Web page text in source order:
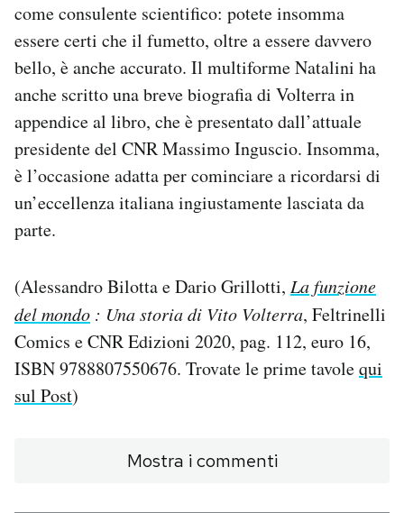
come consulente scientifico: potete insomma
essere certi che il fumetto, oltre a essere davvero
bello, è anche accurato. Il multiforme Natalini ha
anche scritto una breve biografia di Volterra in
appendice al libro, che è presentato dall’attuale
presidente del CNR Massimo Inguscio. Insomma,
è l’occasione adatta per cominciare a ricordarsi di
un’eccellenza italiana ingiustamente lasciata da
parte.
(Alessandro Bilotta e Dario Grillotti, La funzione
del mondo : Una storia di Vito Volterra, Feltrinelli
Comics e CNR Edizioni 2020, pag. 112, euro 16,
ISBN 9788807550676. Trovate le prime tavolequi
sul Post)
Mostra i commenti